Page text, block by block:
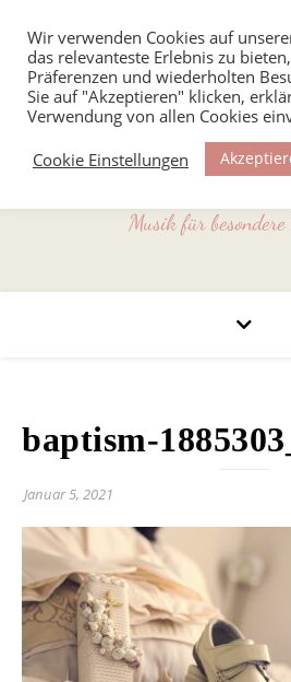
Musik für besondere
baptism-
Januar 5, 2021
Wir verwenden Cookies auf
das relevanteste Erlebnis zu
Präferenzen und wiederholten
Sie auf "Akzeptieren" klicken,
Verwendung von allen Cookies
Cookie Einstellungen